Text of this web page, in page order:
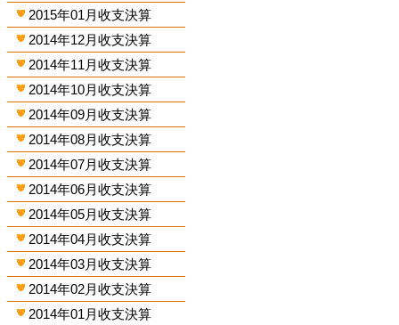
2015年01月收支決算
2014年12月收支決算
2014年11月收支決算
2014年10月收支決算
2014年09月收支決算
2014年08月收支決算
2014年07月收支決算
2014年06月收支決算
2014年05月收支決算
2014年04月收支決算
2014年03月收支決算
2014年02月收支決算
2014年01月收支決算